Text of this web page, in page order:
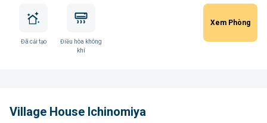
Đã cải tạo
Điều hòa không
khí
Xem Phòng
Village House Ichinomiya